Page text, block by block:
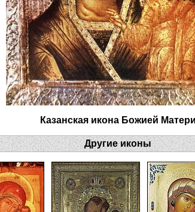
Казанская икона Божией
Другие иконы